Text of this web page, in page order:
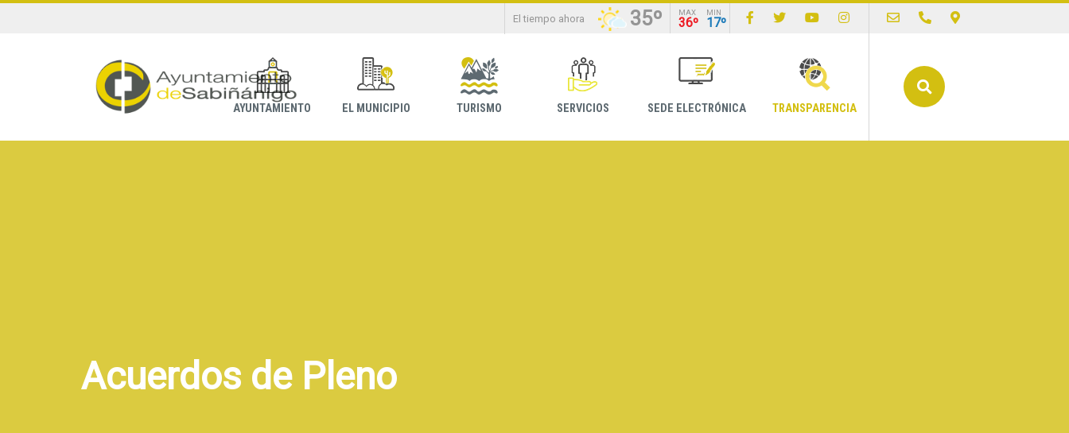
El tiempo ahora 35º MAX
36º
MIN
17º
AYUNTAMIENTO EL MUNICIPIO TURISMO SERVICIOS SEDE ELECTRÓNICA TRANSPARENCIA
Acuerdos de Pleno